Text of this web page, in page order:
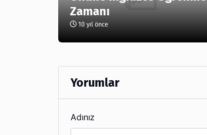
Zamanı
10 yıl önce
Yorumlar
Adınız